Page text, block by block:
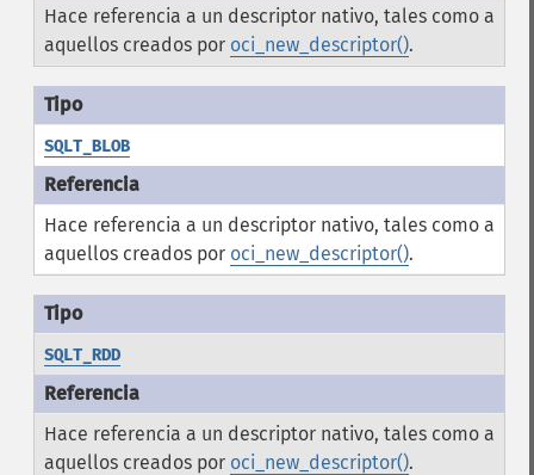
Hace referencia a un descriptor nativo, tales como a
aquellos creados por oci_new_descriptor().
SQLT_BLOB
Hace referencia a un descriptor nativo, tales como a
aquellos creados por oci_new_descriptor().
SQLT_RDD
Hace referencia a un descriptor nativo, tales como a
aquellos creados por oci_new_descriptor().